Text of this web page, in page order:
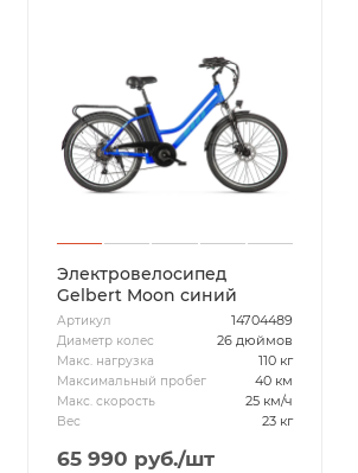
Электровелосипед
Gelbert Moon синий
Артикул 14704489
Диаметр колес 26 дюймов
Макс. нагрузка 110 кг
Максимальный пробег 40 км
Макс. скорость 25 км/ч
Вес 23 кг
65 990 руб./шт